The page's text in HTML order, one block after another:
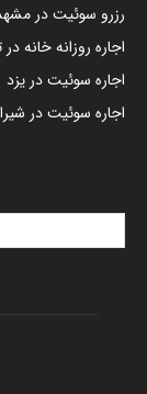
رزرو سوئیت در
اجاره روزانه خانه در
اجاره سوئیت در یزد
اجاره سوئیت در